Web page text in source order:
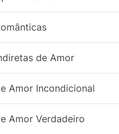
de Amor
Amor Incondicional
Amor Verdadeiro